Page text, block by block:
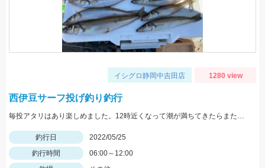
イシグロ静岡中吉田店 1280 view
西伊豆サーフ投げ釣り釣行
毎投アタリはあり楽しめました。12時近くなって潮が満ちてきたらまた食い良くなりましたが、エサ切れで終了しました。エサは赤イソメでした。
釣行日
2022/05/25
釣行時間
06:00～12:00